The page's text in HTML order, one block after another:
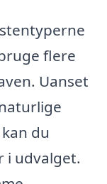
flere
Uanset
du
i udvalget.